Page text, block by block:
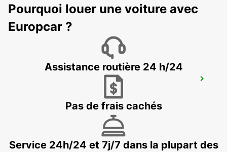
MAUBEUGE - FRANCE
VALENCIENNES GARE - POINT DE
VALENCIENNES - FRANCE
Pourquoi louer une voiture avec
Europcar ?
Assistance routière 24 h/24
Pas de frais cachés
Service 24h/24 et 7j/7 dans la plupart des